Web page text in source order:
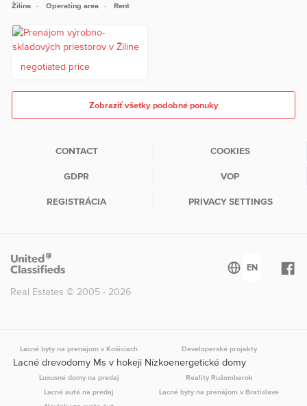
Žilina Operating area Rent
negotiated price
Zobraziť všetky podobné ponuky
CONTACT COOKIES
GDPR VOP
REGISTRÁCIA PRIVACY SETTINGS
Real Estates © 2005 - 2026
Lacné byty na prenajom v Košiciach Developerské projekty
Lacné drevodomy Ms v hokeji Nízkoenergetické domy
Luxusné domy na predaj
Reality Ružomberok
Lacné autá na predaj
Lacné byty na prenájom v Bratislave